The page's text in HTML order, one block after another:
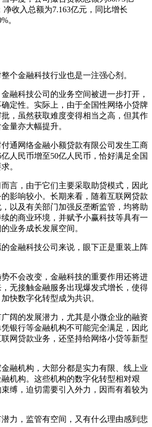
净收入总额为7.163亿元，同比增长
。
个金融科技行业也是一注强心剂。
融科技公司的业务空间被进一步打开，
定性。实际上，由于全国性网络小贷牌
，虽然获取难度变得相当之高，但其作
量亦大幅提升。
通网络金融小额贷款有限公司发生工商
人民币增至50亿人民币，恰好满足全国
。
言，由于它们主要采取助贷模式，因此
影响较小。长期来看，随着互联网贷款
以及有关部门加强反垄断监管，均将助
的商业环境，并赋予小赢科技等具有一
业务成长发展空间。
金融科技公司来说，眼下正是重装上阵
不会改变，金融科技的重要作用还将进
无接触金融服务出现爆发式增长，使得
快数字化转型成为共识。
阔的发展潜力，尤其是小微企业的融资
银行等金融机构不可能完全满足，因此
网贷款业务，还坚持给网络小贷等新型
融机构，大部分都是实力有限、线上业
机构。这些机构的数字化转型相对艰
缚，迫切需要引入外力，因而有着较为
力，监管有空间，又有什么理由感到悲